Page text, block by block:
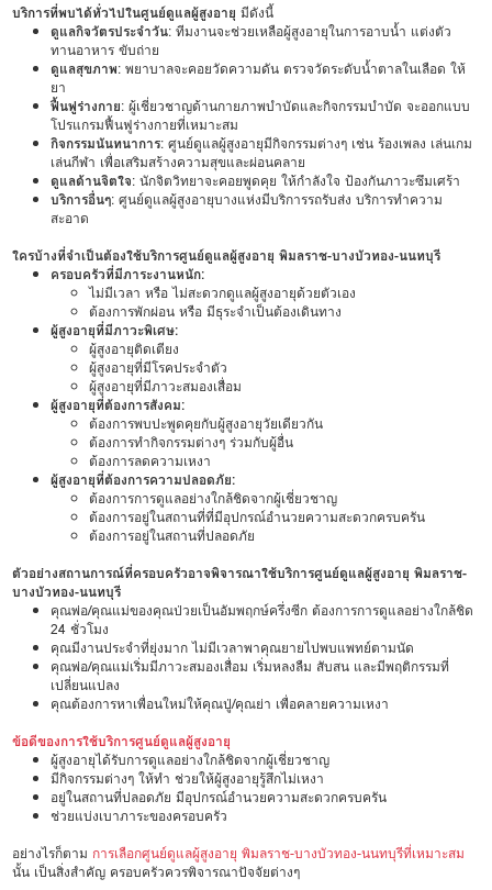
บริการที่พบได้ทั่วไปในศูนย์ดูแลผู้สูงอายุ มีดังนี้
ดูแลกิจวัตรประจำวัน: ทีมงานจะช่วยเหลือผู้สูงอายุในการอาบน้ำ แต่งตัว
ทานอาหาร ขับถ่าย
ดูแลสุขภาพ: พยาบาลจะคอยวัดความดัน ตรวจวัดระดับน้ำตาลในเลือด ให้
ยา
ฟื้นฟูร่างกาย: ผู้เชี่ยวชาญด้านกายภาพบำบัดและกิจกรรมบำบัด จะออกแบบ
โปรแกรมฟื้นฟูร่างกายที่เหมาะสม
กิจกรรมนันทนาการ: ศูนย์ดูแลผู้สูงอายุมีกิจกรรมต่างๆ เช่น ร้องเพลง เล่นเกม
เล่นกีฬา เพื่อเสริมสร้างความสุขและผ่อนคลาย
ดูแลด้านจิตใจ: นักจิตวิทยาจะคอยพูดคุย ให้กำลังใจ ป้องกันภาวะซึมเศร้า
บริการอื่นๆ: ศูนย์ดูแลผู้สูงอายุบางแห่งมีบริการรถรับส่ง บริการทำความ
สะอาด
ใครบ้างที่จำเป็นต้องใช้บริการศูนย์ดูแลผู้สูงอายุ พิมลราช-บางบัวทอง-นนทบุรี
ครอบครัวที่มีภาระงานหนัก:
ไม่มีเวลา หรือ ไม่สะดวกดูแลผู้สูงอายุด้วยตัวเอง
ต้องการพักผ่อน หรือ มีธุระจำเป็นต้องเดินทาง
ผู้สูงอายุที่มีภาวะพิเศษ:
ผู้สูงอายุติดเตียง
ผู้สูงอายุที่มีโรคประจำตัว
ผู้สูงอายุที่มีภาวะสมองเสื่อม
ผู้สูงอายุที่ต้องการสังคม:
ต้องการพบปะพูดคุยกับผู้สูงอายุวัยเดียวกัน
ต้องการทำกิจกรรมต่างๆ ร่วมกับผู้อื่น
ต้องการลดความเหงา
ผู้สูงอายุที่ต้องการความปลอดภัย:
ต้องการการดูแลอย่างใกล้ชิดจากผู้เชี่ยวชาญ
ต้องการอยู่ในสถานที่ที่มีอุปกรณ์อำนวยความสะดวกครบครัน
ต้องการอยู่ในสถานที่ปลอดภัย
ตัวอย่างสถานการณ์ที่ครอบครัวอาจพิจารณาใช้บริการศูนย์ดูแลผู้สูงอายุ พิมลราช-
บางบัวทอง-นนทบุรี
คุณพ่อ/คุณแม่ของคุณป่วยเป็นอัมพฤกษ์ครึ่งซีก ต้องการการดูแลอย่างใกล้ชิด
24 ชั่วโมง
คุณมีงานประจำที่ยุ่งมาก ไม่มีเวลาพาคุณยายไปพบแพทย์ตามนัด
คุณพ่อ/คุณแม่เริ่มมีภาวะสมองเสื่อม เริ่มหลงลืม สับสน และมีพฤติกรรมที่
เปลี่ยนแปลง
คุณต้องการหาเพื่อนใหม่ให้คุณปู่/คุณย่า เพื่อคลายความเหงา
ข้อดีของการใช้บริการศูนย์ดูแลผู้สูงอายุ
ผู้สูงอายุได้รับการดูแลอย่างใกล้ชิดจากผู้เชี่ยวชาญ
มีกิจกรรมต่างๆ ให้ทำ ช่วยให้ผู้สูงอายุรู้สึกไม่เหงา
อยู่ในสถานที่ปลอดภัย มีอุปกรณ์อำนวยความสะดวกครบครัน
ช่วยแบ่งเบาภาระของครอบครัว
อย่างไรก็ตาม การเลือกศูนย์ดูแลผู้สูงอายุ พิมลราช-บางบัวทอง-นนทบุรีที่เหมาะสม
นั้น เป็นสิ่งสำคัญ ครอบครัวควรพิจารณาปัจจัยต่างๆ